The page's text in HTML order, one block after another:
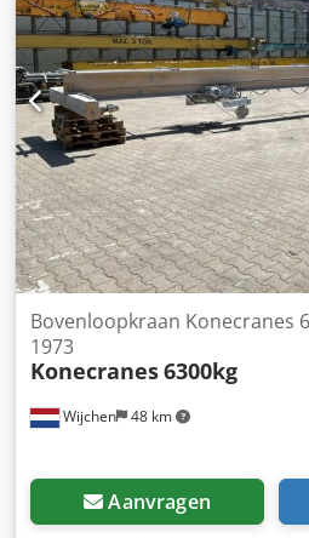
Wijchen 48 km
Bovenloopkraan Konecranes
1973
Konecranes6300kg
Aanvragen